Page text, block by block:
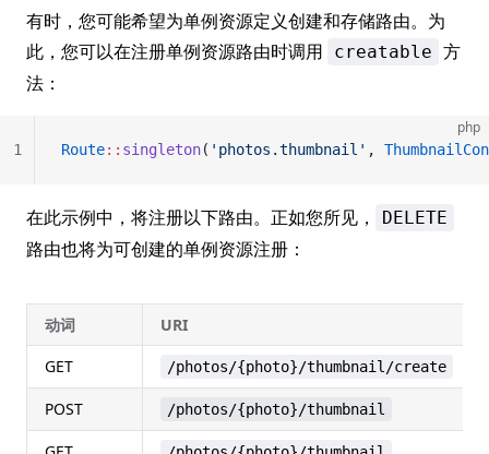
有时，您可能希望为单例资源定义创建和存储路由。为
此，您可以在注册单例资源路由时调用
creatable 方
法：
php
Route:: singleton( 'photos.thumbnail' ,
1
在此示例中，将注册以下路由。正如您所见， DELETE
路由也将为可创建的单例资源注册：
动词
URI
GET
/photos/{photo}/thumbnail/create
POST /photos/{photo}/thumbnail